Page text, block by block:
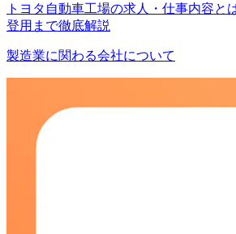
トヨタ自動車工場の求人・仕事内容と
登用まで徹底解説
製造業に関わる会社について